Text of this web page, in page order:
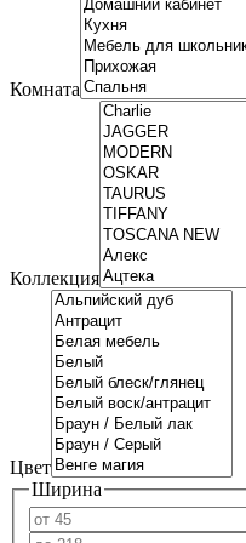
Комната
Коллекция
Цвет
Ширина